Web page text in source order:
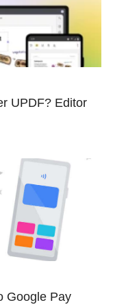
UPDF? Editor
Google Pay